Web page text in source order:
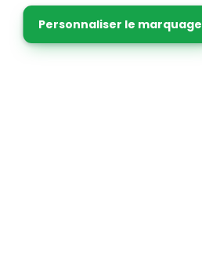
Personnaliser le marquage